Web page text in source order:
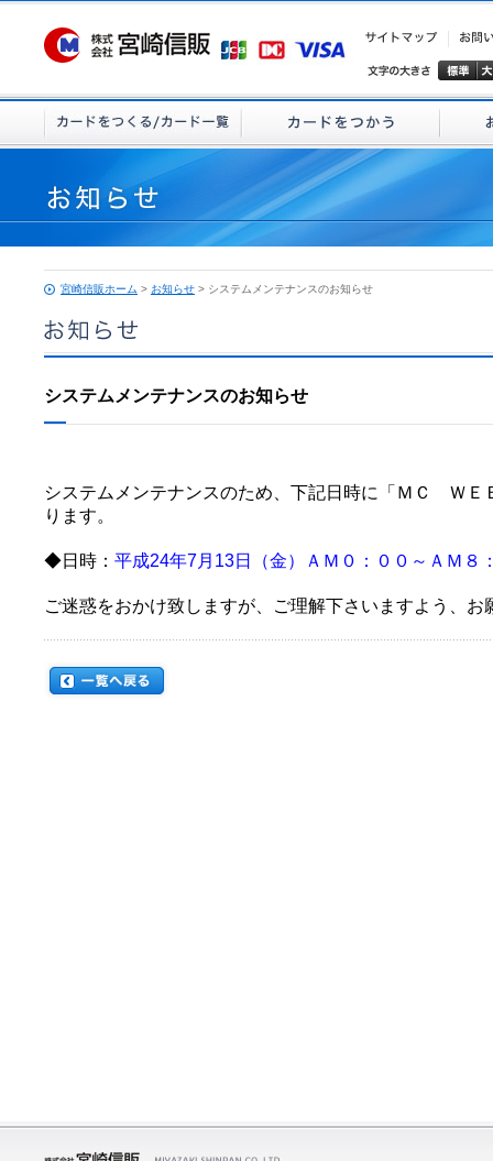
宮崎信販ホーム > お知らせ > システムメンテナンスのお知らせ
システムメンテナンスのお知らせ
システムメンテナンスのため、下記日時に「ＭＣ ＷＥ
ります。
◆日時： 平成24年7月13日（金）ＡＭ０：００～ＡＭ８
ご迷惑をおかけ致しますが、ご理解下さいますよう、お